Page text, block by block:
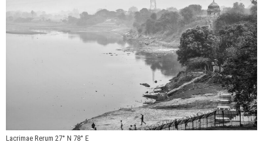
Lacrimae Rerum 27° N 78° E